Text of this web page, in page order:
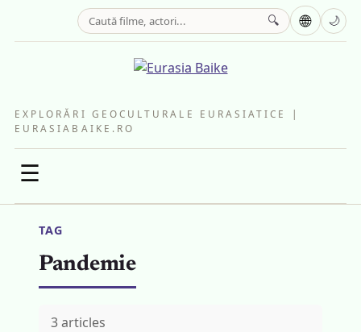
EXPLORĂRI GEOCULTURALE EURASIATICE |
EURASIABAIKE.RO
☰
🔍 🌐 🌙
TAG
Pandemie
3 articles